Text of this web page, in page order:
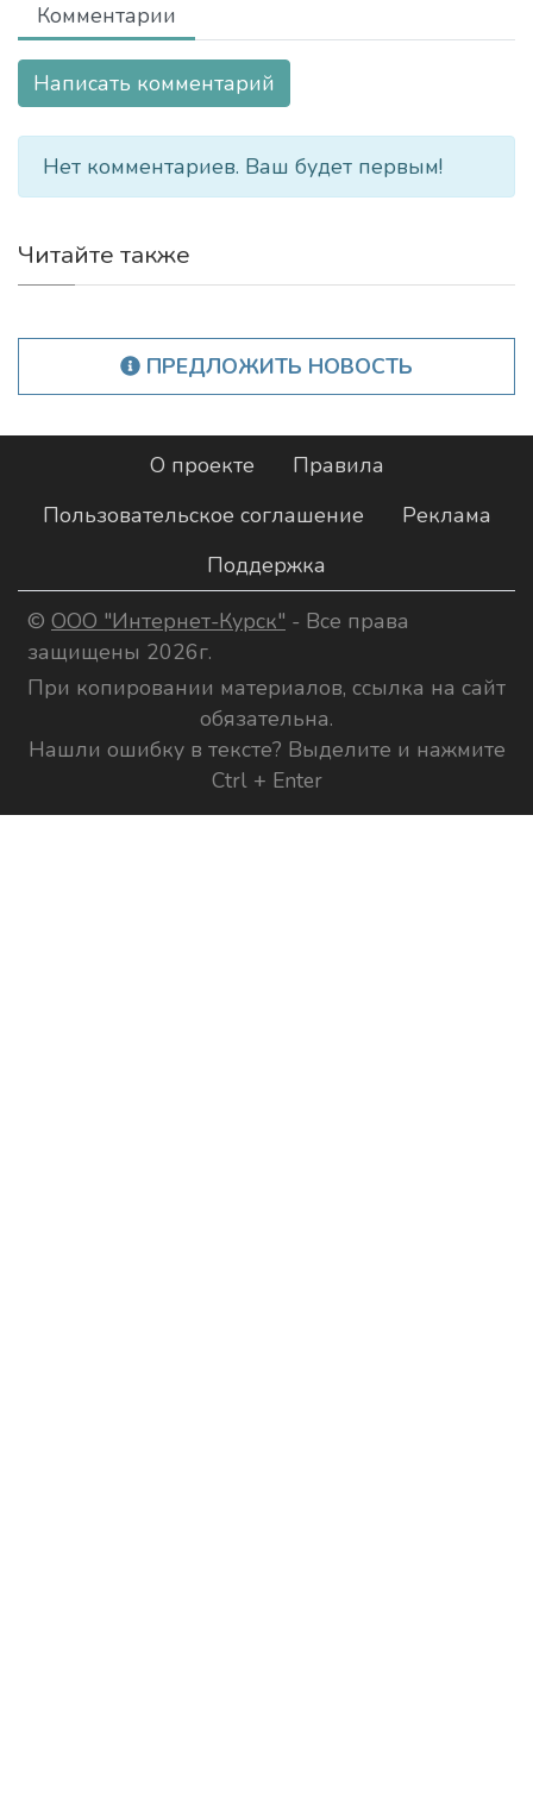
Комментарии
Написать комментарий
Нет комментариев. Ваш будет первым!
Читайте также
ПРЕДЛОЖИТЬ НОВОСТЬ
О проекте
Правила
Пользовательское соглашение
Реклама
Поддержка
© ООО "Интернет-Курск" - Все права
защищены 2026г.
При копировании материалов, ссылка на сайт
обязательна.
Нашли ошибку в тексте? Выделите и нажмите
Ctrl + Enter